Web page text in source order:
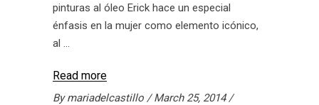
pinturas al óleo Erick hace un especial
énfasis en la mujer como elemento icónico,
al
Read more
Bymariadelcastillo
March 25, 2014